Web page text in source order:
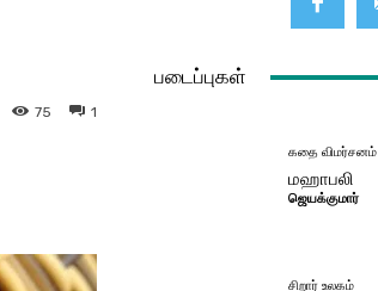
1
75
படைப்புகள்
கதை விமர்சனம்
மஹாபலி
ஜெயக்குமார்
சிறார் உலகம்